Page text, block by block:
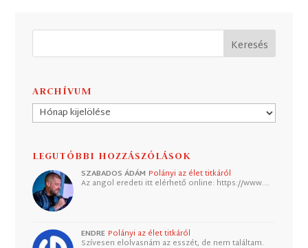
ARCHÍVUM
Archívum
LEGUTÓBBI HOZZÁSZÓLÁSOK
SZABADOS ÁDÁM Polányi az élet titkáról
Az angol eredeti itt elérhető online: https://www.…
ENDRE Polányi az élet titkáról
Szívesen elolvasnám az esszét, de nem találtam.